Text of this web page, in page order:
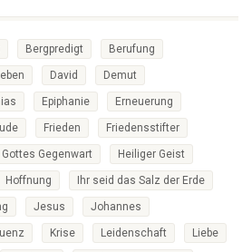
Bergpredigt Berufung
David Demut
Epiphanie Erneuerung
Frieden Friedensstifter
Gottes Gegenwart Heiliger Geist
Hoffnung Ihr seid das Salz der Erde
Jesus Johannes
Krise Leidenschaft Liebe